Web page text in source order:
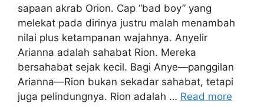
sapaan akrab Orion. Cap “bad boy” yang
melekat pada dirinya justru malah menambah
nilai plus ketampanan wajahnya. Anyelir
Arianna adalah sahabat Rion. Mereka
bersahabat sejak kecil. Bagi Anye—panggilan
Arianna—Rion bukan sekadar sahabat, tetapi
juga pelindungnya. Rion adalah … Read more